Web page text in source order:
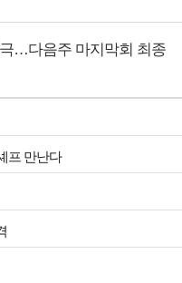
…다음주 마지막회 최종
프 만난다